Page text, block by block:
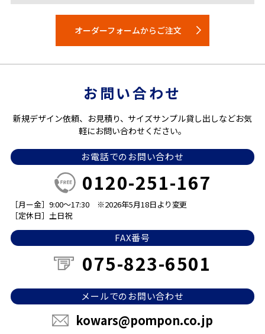
オーダーフォームからご注文
お問い合わせ
新規デザイン依頼、お見積り、サイズサンプル貸し出しなどお気
軽にお問い合わせください。
お電話でのお問い合わせ
0120-251-167
［月ー金］9:00～17:30
※2026年5月18日より変更
［定休日］土日祝
FAX番号
075-823-6501
メールでのお問い合わせ
kowars@pompon.co.jp